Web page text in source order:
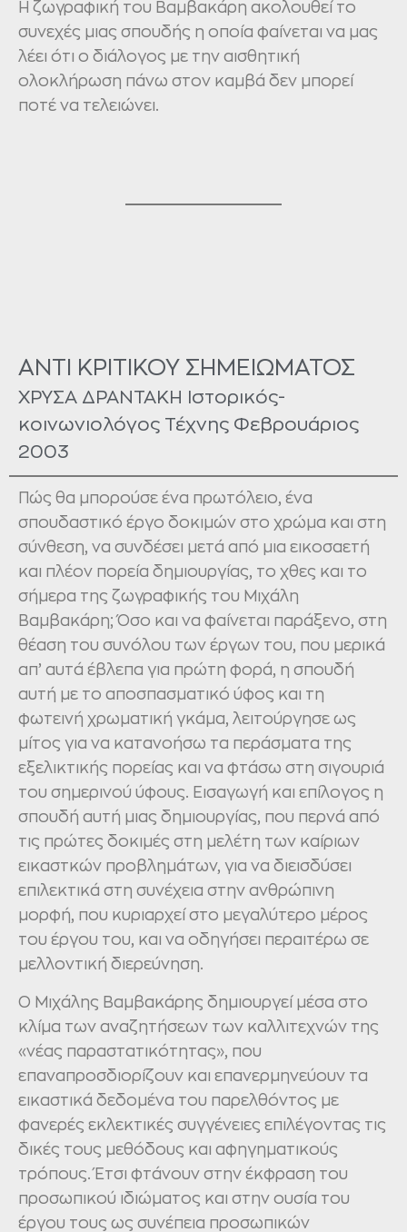
Η ζωγραφική του Βαμβακάρη ακολουθεί το
συνεχές μιας σπουδής η οποία φαίνεται να μας
λέει ότι ο διάλογος με την αισθητική
ολοκλήρωση πάνω στον καμβά δεν μπορεί
ποτέ να τελειώνει.
ΑΝΤΙ ΚΡΙΤΙΚΟΥ ΣΗΜΕΙΩΜΑΤΟΣ
ΧΡΥΣΑ ΔΡΑΝΤΑΚΗ Ιστορικός-
κοινωνιολόγος Τέχνης Φεβρουάριος
2003
Πώς θα μπορούσε ένα πρωτόλειο, ένα
σπουδαστικό έργο δοκιμών στο χρώμα και στη
σύνθεση, να συνδέσει μετά από μια εικοσαετή
και πλέον πορεία δημιουργίας, το χθες και το
σήμερα της ζωγραφικής του Μιχάλη
Βαμβακάρη; Όσο και να φαίνεται παράξενο, στη
θέαση του συνόλου των έργων του, που μερικά
απ’ αυτά έβλεπα για πρώτη φορά, η σπουδή
αυτή με το αποσπασματικό ύφος και τη
φωτεινή χρωματική γκάμα, λειτούργησε ως
μίτος για να κατανοήσω τα περάσματα της
εξελικτικής πορείας και να φτάσω στη σιγουριά
του σημερινού ύφους. Εισαγωγή και επίλογος η
σπουδή αυτή μιας δημιουργίας, που περνά από
τις πρώτες δοκιμές στη μελέτη των καίριων
εικαστκών προβλημάτων, για να διεισδύσει
επιλεκτικά στη συνέχεια στην ανθρώπινη
μορφή, που κυριαρχεί στο μεγαλύτερο μέρος
του έργου του, και να οδηγήσει περαιτέρω σε
μελλοντική διερεύνηση.
O Μιχάλης Βαμβακάρης δημιουργεί μέσα στο
κλίμα των αναζητήσεων των καλλιτεχνών της
«νέας παραστατικότητας», που
επαναπροσδιορίζουν και επανερμηνεύουν τα
εικαστικά δεδομένα του παρελθόντος με
φανερές εκλεκτικές συγγένειες επιλέγοντας τις
δικές τους μεθόδους και αφηγηματικούς
τρόπους. Έτσι φτάνουν στην έκφραση του
προσωπικού ιδιώματος και στην ουσία του
έργου τους ως συνέπεια προσωπικών